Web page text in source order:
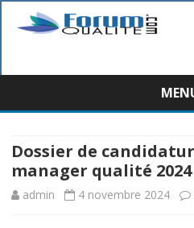
Dossier de
manager qualité 2024
admin 4 novembre 2024